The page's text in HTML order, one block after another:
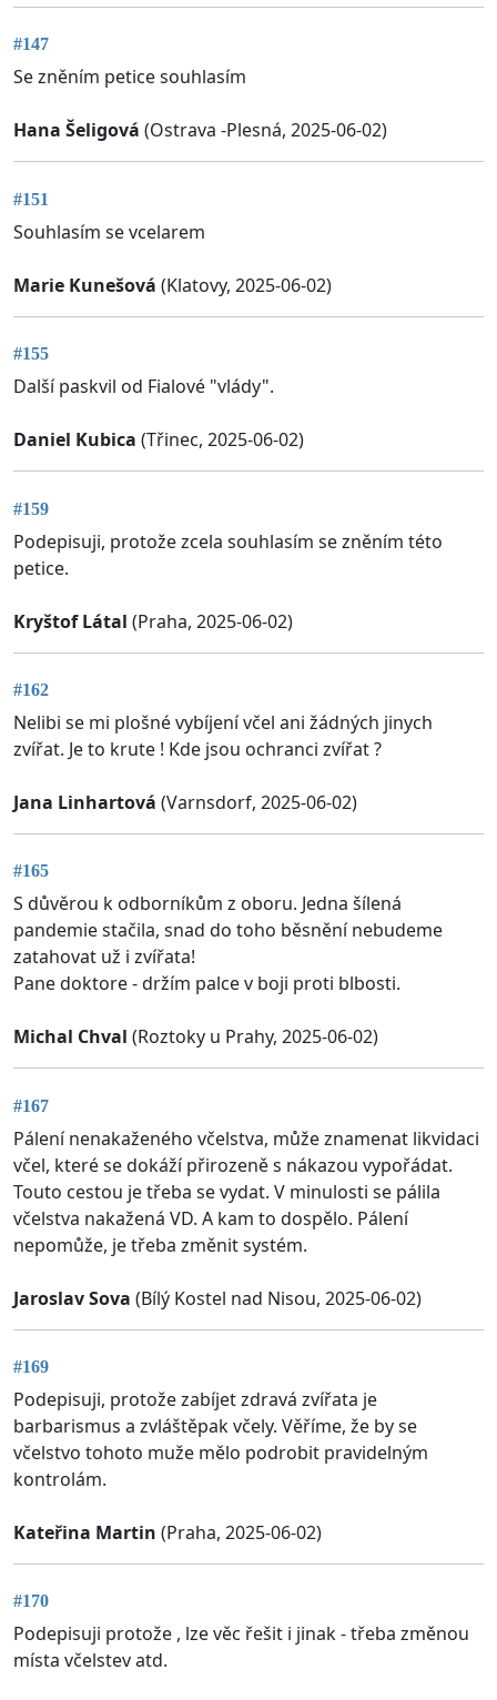
#147
Se zněním petice souhlasím
Hana Šeligová (Ostrava -Plesná, 2025-06-02)
#151
Souhlasím se vcelarem
Marie Kunešová (Klatovy, 2025-06-02)
#155
Další paskvil od Fialové "vlády".
Daniel Kubica (Třinec, 2025-06-02)
#159
Podepisuji, protože zcela souhlasím se zněním této
petice.
Kryštof Látal (Praha, 2025-06-02)
#162
Nelibi se mi plošné vybíjení včel ani žádných jinych
zvířat. Je to krute ! Kde jsou ochranci zvířat ?
Jana Linhartová (Varnsdorf, 2025-06-02)
#165
S důvěrou k odborníkům z oboru. Jedna šílená
pandemie stačila, snad do toho běsnění nebudeme
zatahovat už i zvířata!
Pane doktore - držím palce v boji proti blbosti.
Michal Chval (Roztoky u Prahy, 2025-06-02)
#167
Pálení nenakaženého včelstva, může znamenat likvidaci
včel, které se dokáží přirozeně s nákazou vypořádat.
Touto cestou je třeba se vydat. V minulosti se pálila
včelstva nakažená VD. A kam to dospělo. Pálení
nepomůže, je třeba změnit systém.
Jaroslav Sova (Bílý Kostel nad Nisou, 2025-06-02)
#169
Podepisuji, protože zabíjet zdravá zvířata je
barbarismus a zvláštěpak včely. Věříme, že by se
včelstvo tohoto muže mělo podrobit pravidelným
kontrolám.
Kateřina Martin (Praha, 2025-06-02)
#170
Podepisuji protože , lze věc řešit i jinak - třeba změnou
místa včelstev atd.